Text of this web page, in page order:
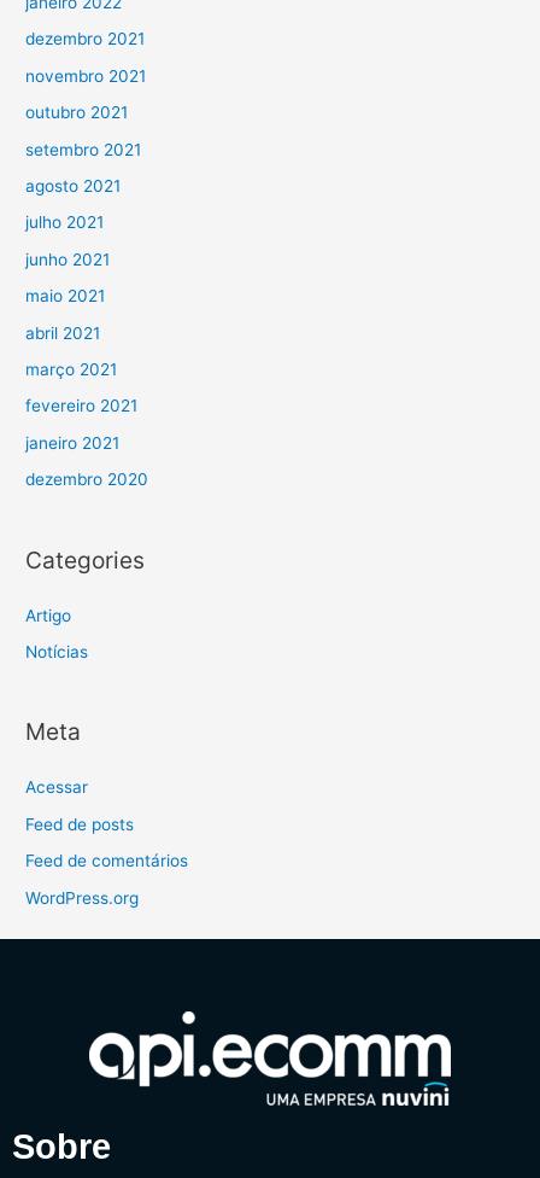
dezembro 2021
novembro 2021
outubro 2021
setembro 2021
agosto 2021
julho 2021
junho 2021
maio 2021
abril 2021
março 2021
fevereiro 2021
janeiro 2021
dezembro 2020
Categories
Artigo
Notícias
Meta
Acessar
Feed de posts
Feed de comentários
WordPress.org
Sobre